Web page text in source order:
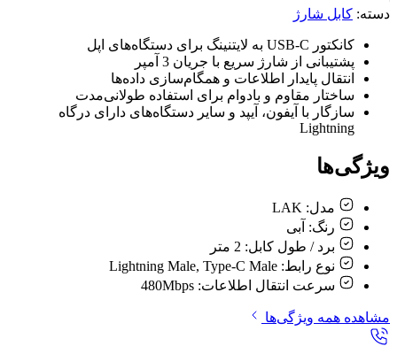
دسته: کابل شارژ
کانکتور USB-C به لایتنینگ برای دستگاه‌های اپل
پشتیبانی از شارژ سریع با جریان 3 آمپر
انتقال پایدار اطلاعات و همگام‌سازی داده‌ها
ساختار مقاوم و بادوام برای استفاده طولانی‌مدت
سازگار با آیفون، آیپد و سایر دستگاه‌های دارای درگاه
Lightning
ویژگی‌ها
مدل: LAK
رنگ: آبی
برد / طول کابل: 2 متر
نوع رابط: Lightning Male, Type-C Male
سرعت انتقال اطلاعات: 480Mbps
مشاهده همه ویژگی‌ها